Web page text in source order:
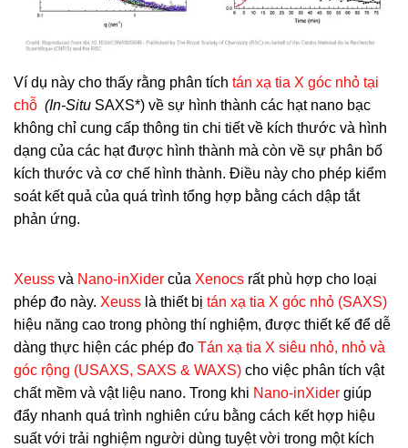
Ví dụ này cho thấy rằng phân tích tán xạ tia X góc nhỏ tại
chỗ (In-Situ SAXS*) về sự hình thành các hạt nano bạc
không chỉ cung cấp thông tin chi tiết về kích thước và hình
dạng của các hạt được hình thành mà còn về sự phân bố
kích thước và cơ chế hình thành. Điều này cho phép kiểm
soát kết quả của quá trình tổng hợp bằng cách dập tắt
phản ứng.
Xeuss và Nano-inXider của Xenocs rất phù hợp cho loại
phép đo này. Xeuss là thiết bị tán xạ tia X góc nhỏ (SAXS)
hiệu năng cao trong phòng thí nghiệm, được thiết kế để dễ
dàng thực hiện các phép đo Tán xạ tia X siêu nhỏ, nhỏ và
góc rộng (USAXS, SAXS & WAXS) cho việc phân tích vật
chất mềm và vật liệu nano. Trong khi Nano-inXider giúp
đẩy nhanh quá trình nghiên cứu bằng cách kết hợp hiệu
suất với trải nghiệm người dùng tuyệt vời trong một kích